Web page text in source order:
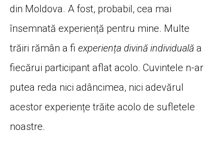
din Moldova. A fost, probabil, cea mai
însemnată experiență pentru mine. Multe
trăiri rămân a fi experiența divină individuală a
fiecărui participant aflat acolo. Cuvintele n-ar
putea reda nici adâncimea, nici adevărul
acestor experiențe trăite acolo de sufletele
noastre.